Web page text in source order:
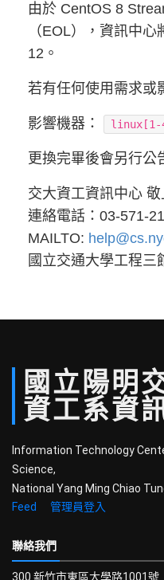
由於 CentOS 8
（EOL），資訊中
12。
若有任何使用需求或
影響機器： linux[1-
更換完畢後會另行公
交大資工資訊中心 敬
連絡電話：03-571-
MAILTO:
國立交通大學工程三
國立 陽明
資工系資
Information Technology
Science,
National Yang Ming Chiao
Feed
管理員登入
聯絡我們
300 新竹市東區大學路1001號